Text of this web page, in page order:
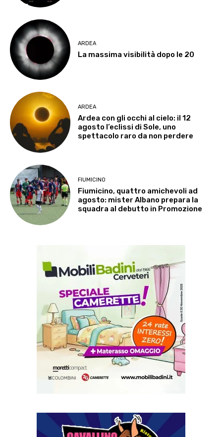
ARDEA
La massima visibilità dopo le 20
ARDEA
Ardea con gli occhi al cielo: il 12
agosto l’eclissi di Sole, uno
spettacolo raro da non perdere
FIUMICINO
Fiumicino, quattro amichevoli ad
agosto: mister Albano prepara la
squadra al debutto in Promozione